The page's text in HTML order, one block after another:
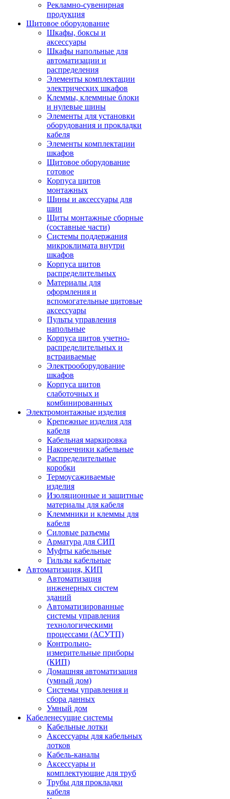
Рекламно-сувенирная
продукция
Щитовое оборудование
Шкафы, боксы и
аксессуары
Шкафы напольные для
автоматизации и
распределения
Элементы комплектации
электрических шкафов
Клеммы, клеммные блоки
и нулевые шины
Элементы для установки
оборудования и прокладки
кабеля
Элементы комплектации
шкафов
Щитовое оборудование
готовое
Корпуса щитов
монтажных
Шины и аксессуары для
шин
Щиты монтажные сборные
(составные части)
Системы поддержания
микроклимата внутри
шкафов
Корпуса щитов
распределительных
Материалы для
оформления и
вспомогательные щитовые
аксессуары
Пульты управления
напольные
Корпуса щитов учетно-
распределительных и
встраиваемые
Электрооборудование
шкафов
Корпуса щитов
слаботочных и
комбинированных
Электромонтажные изделия
Крепежные изделия для
кабеля
Кабельная маркировка
Наконечники кабельные
Распределительные
коробки
Термоусаживаемые
изделия
Изоляционные и защитные
материалы для кабеля
Клеммники и клеммы для
кабеля
Силовые разъемы
Арматура для СИП
Муфты кабельные
Гильзы кабельные
Автоматизация, КИП
Автоматизация
инженерных систем
зданий
Автоматизированные
системы управления
технологическими
процессами (АСУТП)
Контрольно-
измерительные приборы
(КИП)
Домашняя автоматизация
(умный дом)
Системы управления и
сбора данных
Умный дом
Кабеленесущие системы
Кабельные лотки
Аксессуары для кабельных
лотков
Кабель-каналы
Аксессуары и
комплектующие для труб
Трубы для прокладки
кабеля